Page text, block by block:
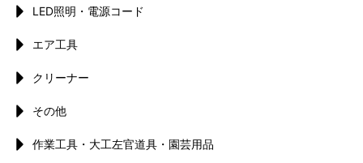
LED照明・電源コード
エア工具
クリーナー
その他
作業工具・大工左官道具・園芸用品